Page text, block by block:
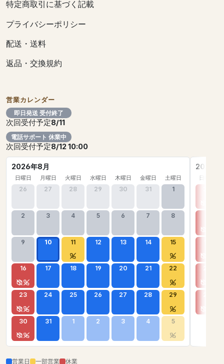
特定商取引に基づく記載
プライバシーポリシー
配送・送料
返品・交換規約
営業カレンダー
即日発送 受付終了
次回受付予定8/11
電話サポート 休業中
次回受付予定8/12 10:00
2026年8月
日曜日 月曜日 火曜日 水曜日 木曜日 金曜日 土曜日
26 27 28 29 30 31 1
2 3 4 5 6 7 8
9 10 11 12 13 14 15
16 17 18 19 20 21 22
23 24 25 26 27 28 29
30 31 1 2 3 4 5
2026年
日曜日
営業日 一部営業 休業